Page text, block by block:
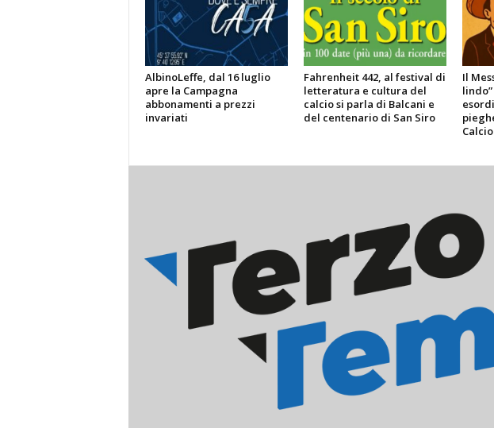
AlbinoLeffe, dal 16 luglio
apre la Campagna
abbonamenti a prezzi
invariati
Fahrenheit 442, al festival di
letteratura e cultura del
calcio si parla di Balcani e
del centenario di San Siro
Il
Calcio